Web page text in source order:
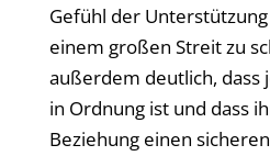
Gefühl der
einem großen Streit zu
außerdem deutlich, dass
in Ordnung ist und dass
Beziehung einen